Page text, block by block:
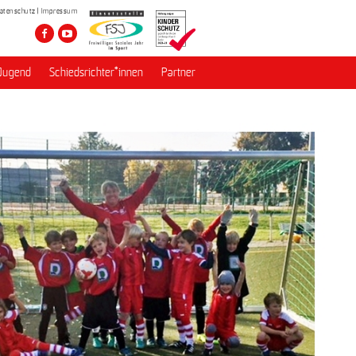
Impressum
Jugend Schiedsrichter*innen Partner